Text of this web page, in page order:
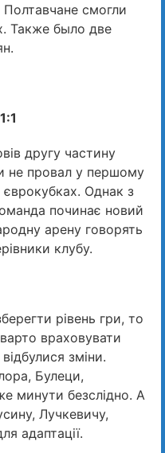
смогли
Также было две
другу частину
не провал у першому
єврокубках. Однак з
починає новий
арену говорять
клубу.
рівень гри, то
враховувати
зміни.
Булеци,
минути безслідно. А
Лучкевичу,
адаптації.